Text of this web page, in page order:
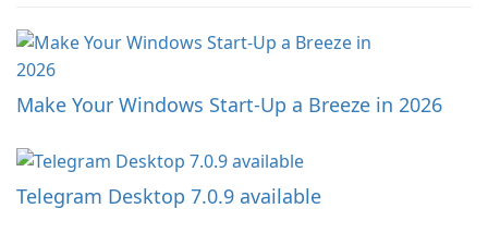
Make Your Windows Start-Up a Breeze in 2026
Telegram Desktop 7.0.9 available